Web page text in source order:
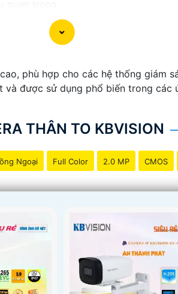
và tiện lợi, đầu ghi camera hỗ
bảo vệ và giám sát nhà ở, cửa
phù hợp cho các hệ thống giám
được sử dụng phổ biến trong các
THÂN TO KBVISION
Ngoại Full Color 2.0 MP CMOS